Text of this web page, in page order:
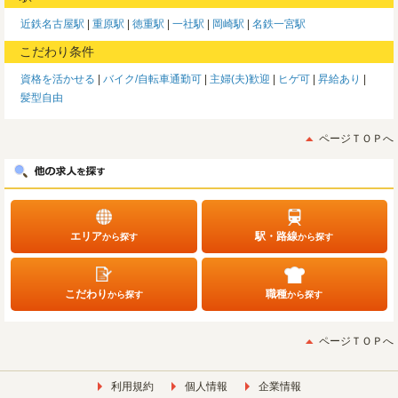
近鉄名古屋駅 重原駅 徳重駅 一社駅 岡崎駅 名鉄一宮駅
こだわり条件
資格を活かせる バイク/自転車通勤可 主婦(夫)歓迎 ヒゲ可
昇給あり
髪型自由
ページＴＯＰへ
エリアから探す 駅・路線から探す
こだわりから探す 職種から探す
ページＴＯＰへ
利用規約 個人情報 企業情報